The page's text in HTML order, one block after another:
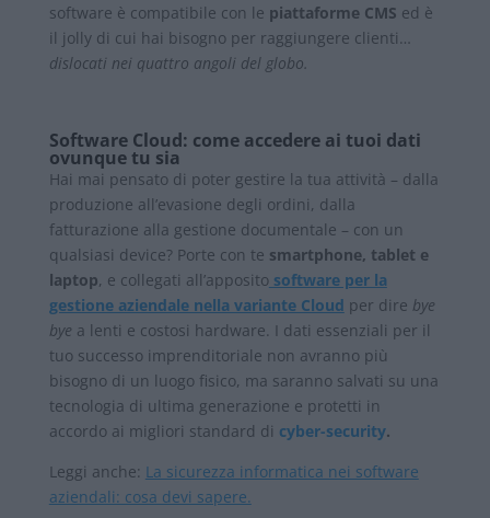
software è compatibile con le piattaforme CMS ed è
il jolly di cui hai bisogno per raggiungere clienti…
dislocati nei quattro angoli del globo.
Software Cloud: come accedere ai tuoi dati
ovunque tu sia
Hai mai pensato di poter gestire la tua attività – dalla
produzione all’evasione degli ordini, dalla
fatturazione alla gestione documentale – con un
qualsiasi device? Porte con te smartphone, tablet e
laptop, e collegati all’appositosoftware per la
gestione aziendale nella variante Cloud per dire bye
bye a lenti e costosi hardware. I dati essenziali per il
tuo successo imprenditoriale non avranno più
bisogno di un luogo fisico, ma saranno salvati su una
tecnologia di ultima generazione e protetti in
accordo ai migliori standard di cyber-security.
Leggi anche: La sicurezza informatica nei software
aziendali: cosa devi sapere.